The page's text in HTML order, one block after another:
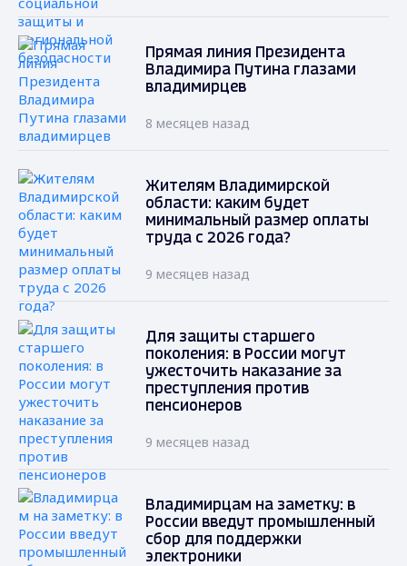
Прямая линия Президента
Владимира Путина глазами
владимирцев
8 месяцев назад
Жителям Владимирской
области: каким будет
минимальный размер оплаты
труда с 2026 года?
9 месяцев назад
Для защиты старшего
поколения: в России могут
ужесточить наказание за
преступления против
пенсионеров
9 месяцев назад
Владимирцам на заметку: в
России введут промышленный
сбор для поддержки
электроники